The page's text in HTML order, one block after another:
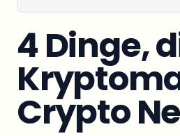
4 Dinge,
Crypto